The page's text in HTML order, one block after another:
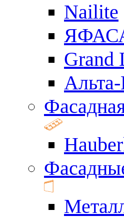
Nailite
Grand